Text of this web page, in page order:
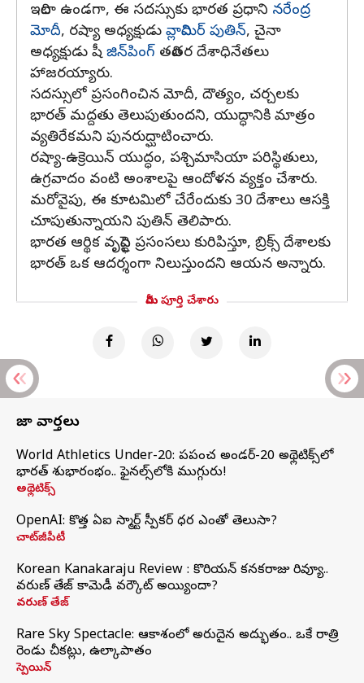
ఇదిలా ఉండగా, ఈ సదస్సుకు భారత ప్రధాని నరేంద్ర
మోదీ, రష్యా అధ్యక్షుడు వ్లాదిమిర్ పుతిన్, చైనా
అధ్యక్షుడు షీజిన్‌పింగ్ తదితర దేశాధినేతలు
హాజరయ్యారు.
సదస్సులో ప్రసంగించిన మోదీ, దౌత్యం, చర్చలకు
భారత్ మద్దతు తెలుపుతుందని, యుద్ధానికి మాత్రం
వ్యతిరేకమని పునరుద్ఘాటించారు.
రష్యా-ఉక్రెయిన్ యుద్ధం, పశ్చిమాసియా పరిస్థితులు,
ఉగ్రవాదం వంటి అంశాలపై ఆందోళన వ్యక్తం చేశారు.
మరోవైపు, ఈ కూటమిలో చేరేందుకు 30 దేశాలు ఆసక్తి
చూపుతున్నాయని పుతిన్ తెలిపారు.
భారత ఆర్థిక వృద్ధిపై ప్రసంసలు కురిపిస్తూ, బ్రిక్స్ దేశాలకు
భారత్ ఒక ఆదర్శంగా నిలుస్తుందని ఆయన అన్నారు.
మీరు పూర్తి చేశారు
తాజా వార్తలు
World Athletics Under-20: ప్రపంచ అండర్-20 అథ్లెటిక్స్‌లో
భారత్‌ శుభారంభం.. ఫైనల్స్‌లోకి ముగ్గురు!
అథ్లెటిక్స్
OpenAI: కొత్త ఏఐ స్మార్ట్ స్పీకర్ ధర ఎంతో తెలుసా?
చాట్‌జీపీటీ
Korean Kanakaraju Review : కొరియన్ కనకరాజు రివ్యూ..
వరుణ్ తేజ్ కామెడీ వర్కౌట్ అయ్యిందా?
వరుణ్ తేజ్
Rare Sky Spectacle: ఆకాశంలో అరుదైన అద్భుతం.. ఒకే రాత్రి
రెండు చీకట్లు, ఉల్కాపాతం
స్పెయిన్